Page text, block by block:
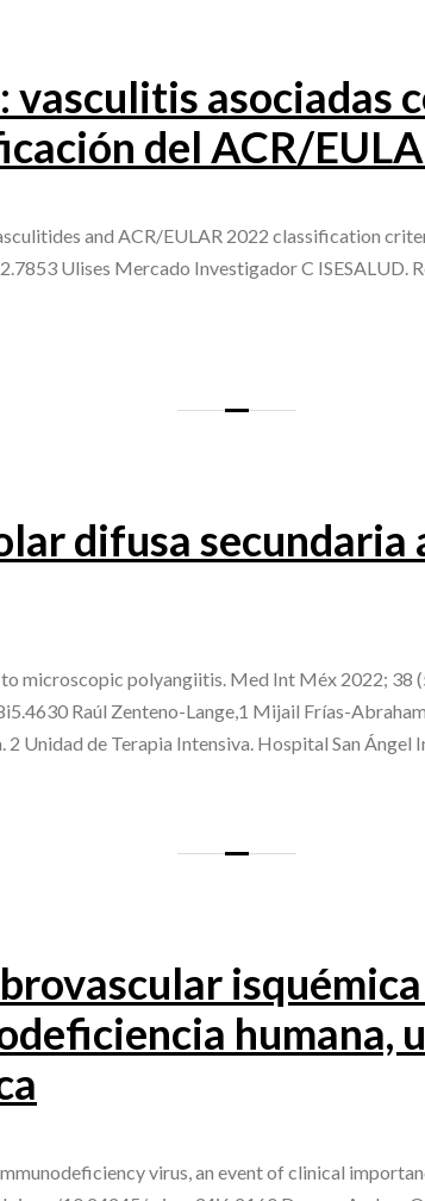
vasculitis asociadas
del ACR/
and ACR/EULAR 2022 classification
Ulises Mercado Investigador C ISESALUD.
difusa secundaria
microscopic polyangiitis. Med Int Méx 2022; 38
Raúl Zenteno-Lange,1 Mijail Frías-
Unidad de Terapia Intensiva. Hospital San Ángel
humana,
virus, an event of clinical